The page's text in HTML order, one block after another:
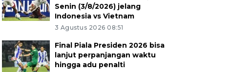
Senin (3/8/2026) jelang
Indonesia vs Vietnam
3 Agustus 2026 08:51
Final Piala Presiden 2026 bisa
lanjut perpanjangan waktu
hingga adu penalti